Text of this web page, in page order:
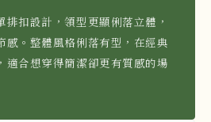
扣設計，領型更顯俐落立體，
感。整體風格俐落有型，在經典
適合想穿得簡潔卻更有質感的場